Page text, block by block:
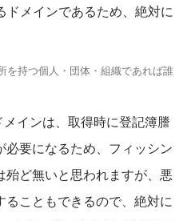
ドメインであるため、絶対に
持つ個人・団体・組織であれば誰
メインは、取得時に登記簿謄
要になるため、フィッシン
殆ど無いと思われますが、悪
こともできるので、絶対に